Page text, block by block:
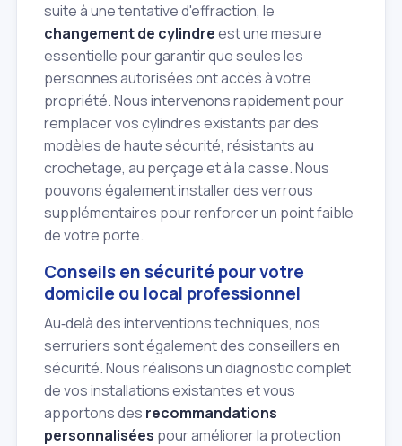
suite à une tentative d'effraction, le
changement de cylindreest une mesure
essentielle pour garantir que seules les
personnes autorisées ont accès à votre
propriété. Nous intervenons rapidement pour
remplacer vos cylindres existants par des
modèles de haute sécurité, résistants au
crochetage, au perçage et à la casse. Nous
pouvons également installer des verrous
supplémentaires pour renforcer un point faible
de votre porte.
Conseils en sécurité pour votre
domicile ou local professionnel
Au‑delà des interventions techniques, nos
serruriers sont également des conseillers en
sécurité. Nous réalisons un diagnostic complet
de vos installations existantes et vous
apportons des recommandations
personnalisées pour améliorer la protection